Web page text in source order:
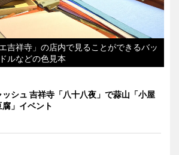
吉祥寺」の店内で見ることができるバッ
ルなどの色見本
ッシュ 吉祥寺「八十八夜」で蒜山「小屋
腐」イベント